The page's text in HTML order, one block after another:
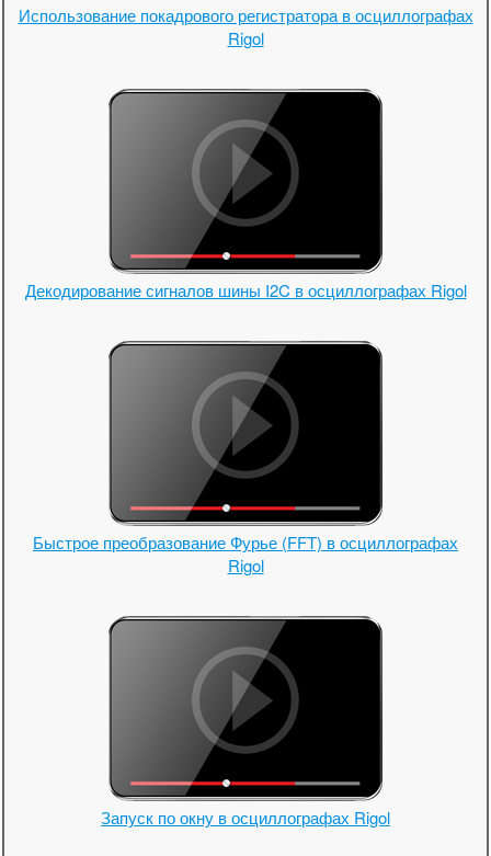
Использование покадрового регистратора в осциллографах
Rigol
Декодирование сигналов шины I2C в осциллографах Rigol
Быстрое преобразование Фурье (FFT) в осциллографах
Rigol
Запуск по окну в осциллографах Rigol